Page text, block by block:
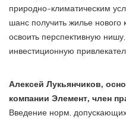
природно-климатическим
шанс получить жилье нового
освоить перспективную
инвестиционную
Алексей Лукьянчиков,
компании Элемент, член
Введение норм,